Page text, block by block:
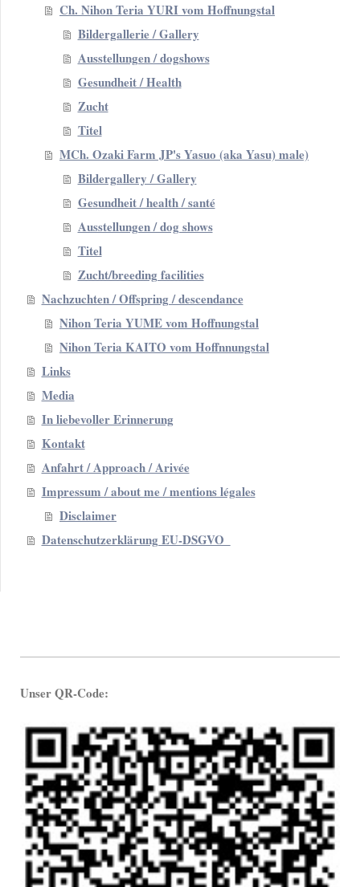
Ch. Nihon Teria YURI vom Hoffnungstal
Bildergallerie / Gallery
Ausstellungen / dogshows
Gesundheit / Health
Zucht
Titel
MCh. Ozaki Farm JP's Yasuo (aka Yasu) male)
Bildergallery / Gallery
Gesundheit / health / santé
Ausstellungen / dog shows
Titel
Zucht/breeding facilities
Nachzuchten / Offspring / descendance
Nihon Teria YUME vom Hoffnungstal
Nihon Teria KAITO vom Hoffnnungstal
Links
Media
In liebevoller Erinnerung
Kontakt
Anfahrt / Approach / Arivée
Impressum / about me / mentions légales
Disclaimer
Datenschutzerklärung EU-DSGVO_
Unser QR-Code: